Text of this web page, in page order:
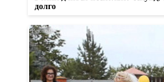
долго